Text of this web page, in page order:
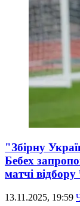
"Збірну
Бебех
матчі
13.11.2025, 19:59